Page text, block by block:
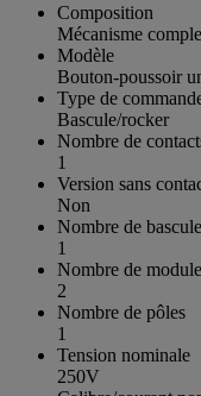
Composition
Mécanisme
Modèle
Bouton-poussoir
Type de
Bascule/rocker
Nombre de
1
Version sans
Non
Nombre de
1
Nombre de
2
Nombre de pôles
1
Tension nominale
250V